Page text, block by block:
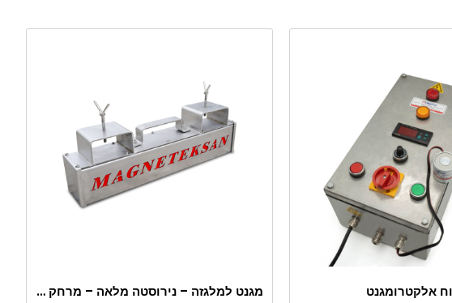
אלקטרומגנט מגנט למלגזה – נירוסטה מלאה – מרחק אפקטיבי 10 ס"מ – שחרור קל עם ידית